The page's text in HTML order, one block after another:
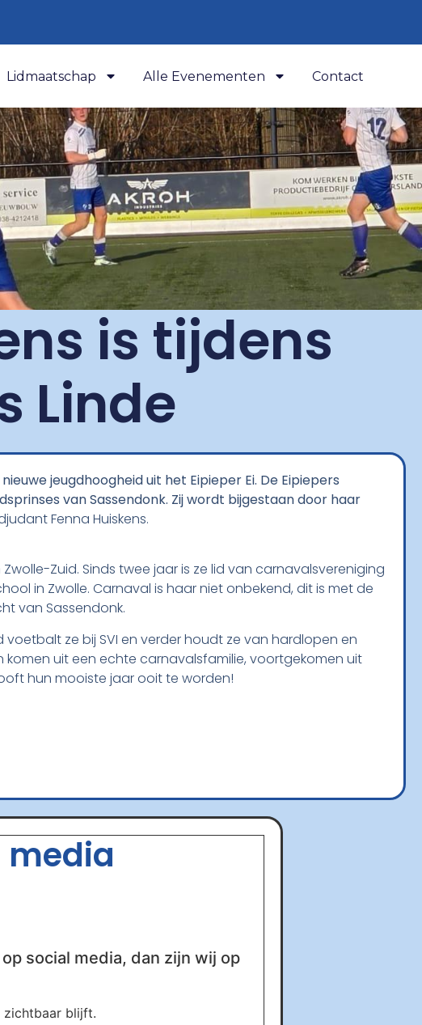
Lidmaatschap Alle Evenementen Contact
is tijdens
Linde
jeugdhoogheid uit het Eipieper Ei. De Eipiepers
van Sassendonk. Zij wordt bijgestaan door haar
Fenna Huiskens.
Zuid. Sinds twee jaar is ze lid van carnavalsvereniging
in Zwolle. Carnaval is haar niet onbekend, dit is met de
van Sassendonk.
voetbalt ze bij SVI en verder houdt ze van hardlopen en
uit een echte carnavalsfamilie, voortgekomen uit
hun mooiste jaar ooit te worden!
media
social media, dan zijn wij op
zichtbaar blijft.